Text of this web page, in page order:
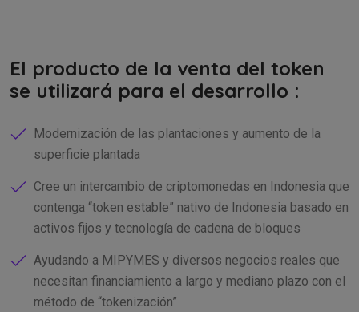
El producto de la venta del token
se utilizará para el desarrollo :
Modernización de las plantaciones y aumento de la
superficie plantada
Cree un intercambio de criptomonedas en Indonesia que
contenga token estable
nativo de Indonesia basado en
activos fijos y tecnología de cadena de bloques
Ayudando a MIPYMES y diversos negocios reales que
necesitan financiamiento a largo y mediano plazo con el
método de tokenización